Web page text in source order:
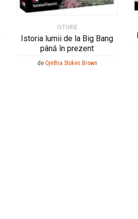
ISTORIE
Istoria lumii de la Big Bang
până în prezent
de Cynthia Stokes Brown